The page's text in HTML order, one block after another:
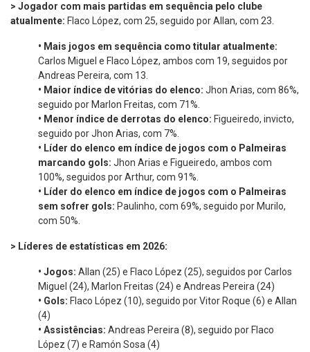
> Jogador com mais partidas em sequência pelo clube
atualmente: Flaco López, com 25, seguido por Allan, com 23.
• Mais jogos em sequência como titular atualmente:
Carlos Miguel e Flaco López, ambos com 19, seguidos por
Andreas Pereira, com 13.
• Maior índice de vitórias do elenco: Jhon Arias, com 86%,
seguido por Marlon Freitas, com 71%.
• Menor índice de derrotas do elenco: Figueiredo, invicto,
seguido por Jhon Arias, com 7%.
• Líder do elenco em índice de jogos com o Palmeiras
marcando gols: Jhon Arias e Figueiredo, ambos com
100%, seguidos por Arthur, com 91%.
• Líder do elenco em índice de jogos com o Palmeiras
sem sofrer gols: Paulinho, com 69%, seguido por Murilo,
com 50%.
> Líderes de estatísticas em 2026:
• Jogos: Allan (25) e Flaco López (25), seguidos por Carlos
Miguel (24), Marlon Freitas (24) e Andreas Pereira (24)
• Gols: Flaco López (10), seguido por Vitor Roque (6) e Allan
(4)
• Assistências: Andreas Pereira (8), seguido por Flaco
López (7) e Ramón Sosa (4)